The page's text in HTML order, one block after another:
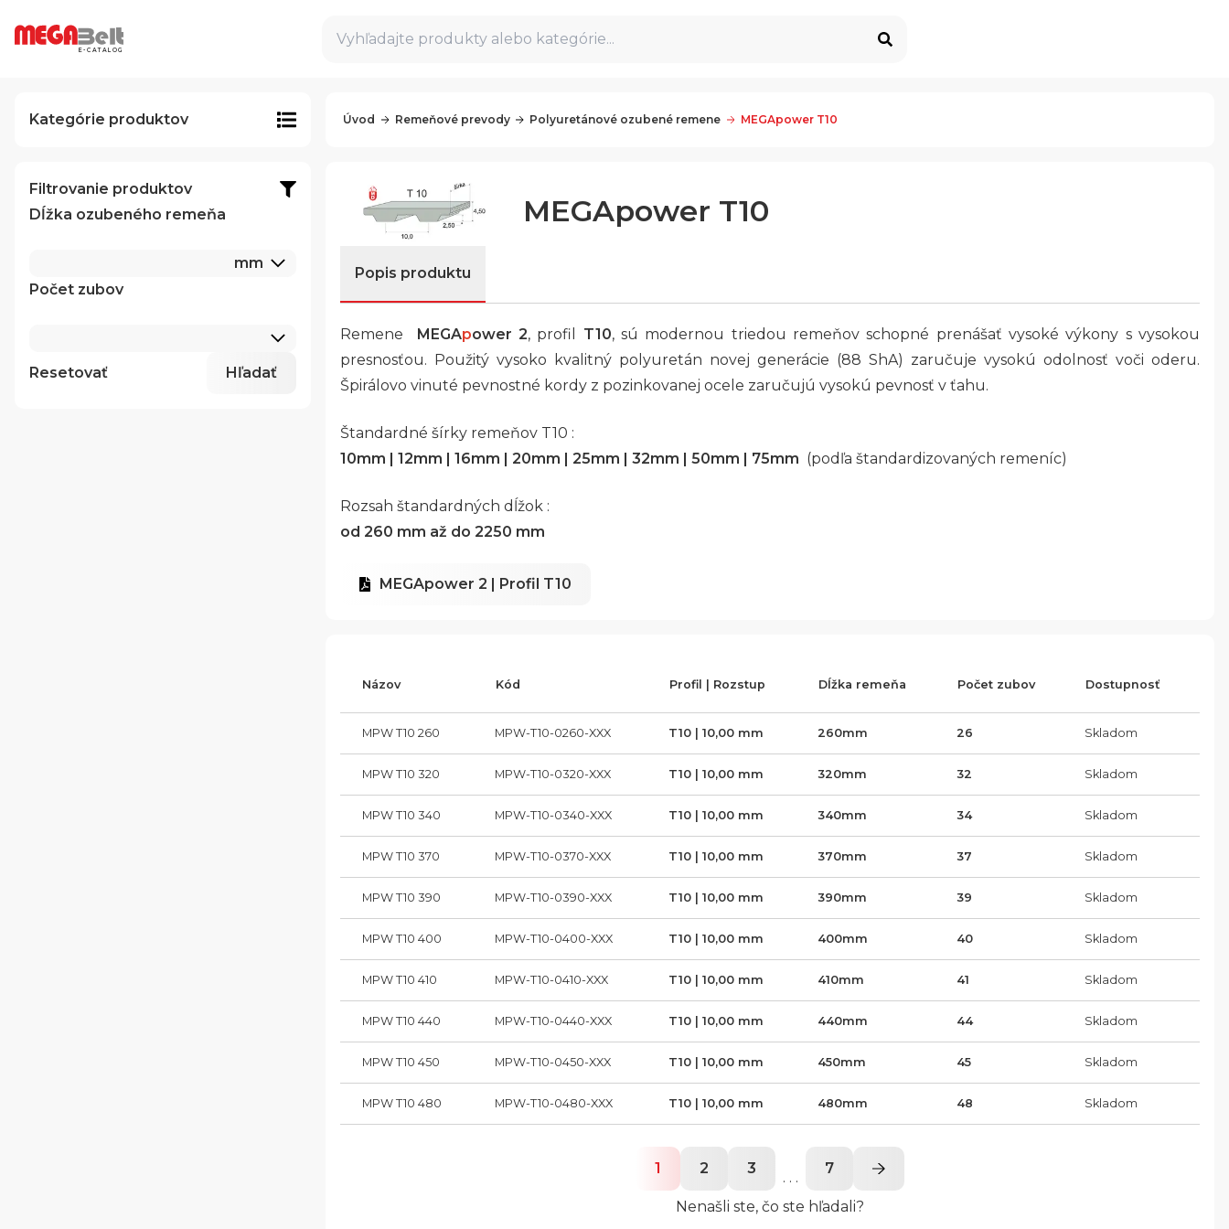
E-CATALOG
Vyhľadajte produkty alebo kategórie...
Kategórie produktov
Filtrovanie produktov
Dĺžka ozubeného remeňa
mm
Počet zubov
Resetovať Hľadať
Úvod Remeňové prevody Polyuretánové ozubené remene MEGApower T10
MEGApower T10
Popis produktu
Remene MEGApower 2, profil T10, sú modernou triedou remeňov schopné prenášať vysoké výkony s vysokou
presnosťou. Použitý vysoko kvalitný polyuretán novej generácie (88 ShA) zaručuje vysokú odolnosť voči oderu.
Špirálovo vinuté pevnostné kordy z pozinkovanej ocele zaručujú vysokú pevnosť v ťahu.
Štandardné šírky remeňov T10 :
10mm | 12mm | 16mm | 20mm | 25mm | 32mm | 50mm | 75mm (podľa štandardizovaných remeníc)
Rozsah štandardných dĺžok :
od 260 mm až do 2250 mm
MEGApower 2 | Profil T10
Názov Kód Profil | Rozstup Dĺžka remeňa Počet zubov Dostupnosť
MPW T10 260 MPW-T10-0260-XXX T10 | 10,00 mm 260mm 26 Skladom
MPW T10 320 MPW-T10-0320-XXX T10 | 10,00 mm 320mm 32 Skladom
MPW T10 340 MPW-T10-0340-XXX T10 | 10,00 mm 340mm 34 Skladom
MPW T10 370 MPW-T10-0370-XXX T10 | 10,00 mm 370mm 37 Skladom
MPW T10 390 MPW-T10-0390-XXX T10 | 10,00 mm 390mm 39 Skladom
MPW T10 400 MPW-T10-0400-XXX T10 | 10,00 mm 400mm 40 Skladom
MPW T10 410 MPW-T10-0410-XXX T10 | 10,00 mm 410mm 41 Skladom
MPW T10 440 MPW-T10-0440-XXX T10 | 10,00 mm 440mm 44 Skladom
MPW T10 450 MPW-T10-0450-XXX T10 | 10,00 mm 450mm 45 Skladom
MPW T10 480 MPW-T10-0480-XXX T10 | 10,00 mm 480mm 48 Skladom
1 2 3
. . .
7
Nenašli ste, čo ste hľadali?